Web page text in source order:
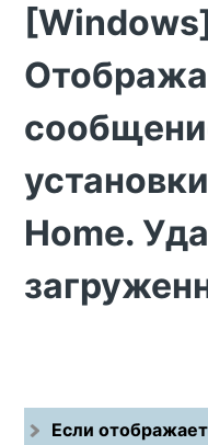
Home.
Если